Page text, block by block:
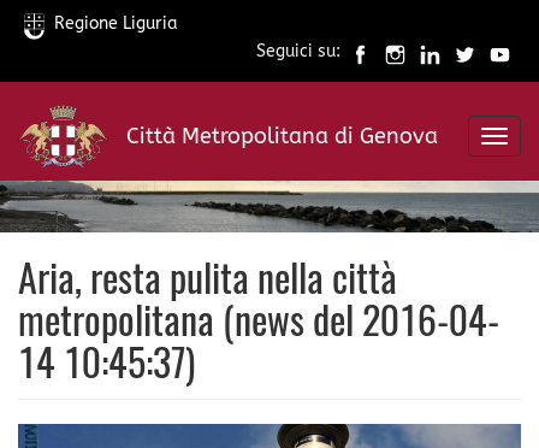
Salta
contenuto
principale
Regione Liguria
Seguici su:
Città Metropolitana di Genova
Aria, resta pulita nella città
metropolitana (news del 2016-04-
14 10:45:37)